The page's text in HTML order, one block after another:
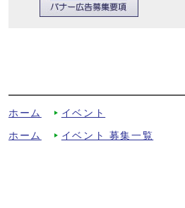
ホーム イベント
ホーム イベント 募集一覧